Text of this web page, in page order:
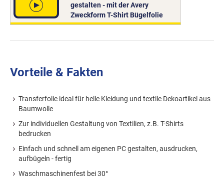
gestalten - mit der Avery
Zweckform T-Shirt Bügelfolie
Vorteile & Fakten
Transferfolie ideal für helle Kleidung und textile Dekoartikel aus
Baumwolle
Zur individuellen Gestaltung von Textilien, z.B. T-Shirts
bedrucken
Einfach und schnell am eigenen PC gestalten, ausdrucken,
aufbügeln - fertig
Waschmaschinenfest bei 30°